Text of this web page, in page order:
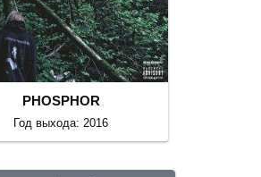
PHOSPHOR
Год выхода: 2016